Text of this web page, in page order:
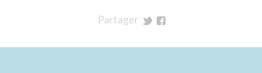
Partager
Twitter
Facebook